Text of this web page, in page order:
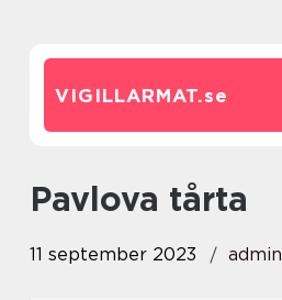
VIGILLARMAT.se
pavlova tårta
11 september 2023 admin